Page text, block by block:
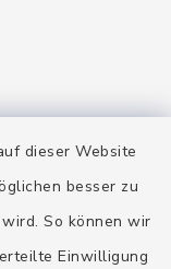
dieser Website
besser zu
So können wir
Einwilligung